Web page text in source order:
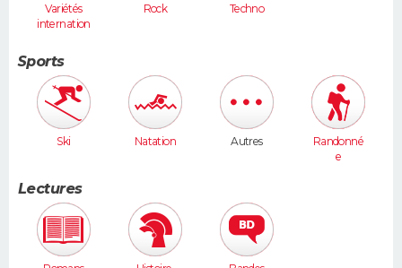
Variétés
internation
Rock Techno
Sports
Ski Natation Autres
Randonné
e
Lectures